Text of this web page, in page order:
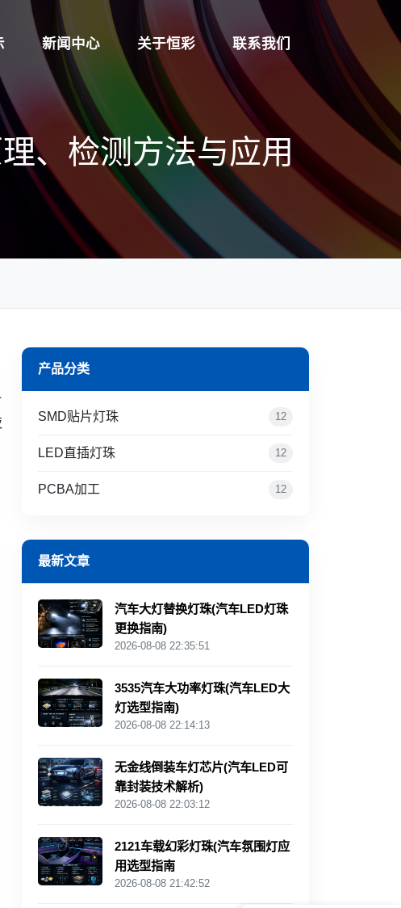
新闻中心 关于恒彩 联系我们
、检测方法与应用
产品分类
SMD贴片灯珠 12
LED直插灯珠 12
PCBA加工 12
最新文章
汽车大灯替换灯珠(汽车LED灯珠
更换指南)
2026-08-08 22:35:51
3535汽车大功率灯珠(汽车LED大
灯选型指南)
2026-08-08 22:14:13
无金线倒装车灯芯片(汽车LED可
靠封装技术解析)
2026-08-08 22:03:12
2121车载幻彩灯珠(汽车氛围灯应
用选型指南
2026-08-08 21:42:52